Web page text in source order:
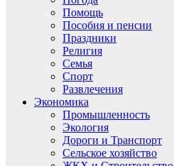
Помощь
Пособия и пенсии
Праздники
Религия
Семья
Спорт
Развлечения
Экономика
Промышленность
Экология
Дороги и Транспорт
Сельское хозяйство